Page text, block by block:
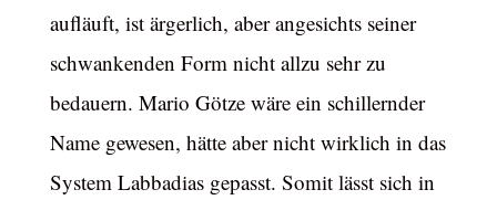
aufläuft, ist ärgerlich, aber angesichts seiner
schwankenden Form nicht allzu sehr zu
bedauern. Mario Götze wäre ein schillernder
Name gewesen, hätte aber nicht wirklich in das
System Labbadias gepasst. Somit lässt sich in